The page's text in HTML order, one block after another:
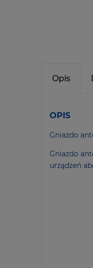
Opis
OPIS
Gniazdo
Gniazdo
urządzeń